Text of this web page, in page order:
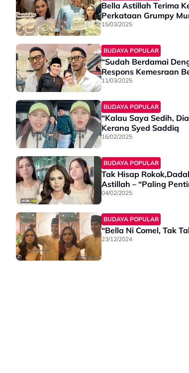
Bella Astillah Terima
Perkataan Grumpy
15/03/2025
BUDAYA POPULAR
“Sudah Berdamai
Respons Kemesraan
11/03/2025
BUDAYA POPULAR
“Kalau Saya Sedih,
Kerana Syed Saddiq
16/02/2025
BUDAYA POPULAR
Tak Hisap
Astillah – “Paling
04/02/2025
BUDAYA POPULAR
“Bella Ni Comel, Tak
23/12/2024